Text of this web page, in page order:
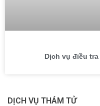
Dịch vụ điều
DỊCH VỤ THÁM TỬ